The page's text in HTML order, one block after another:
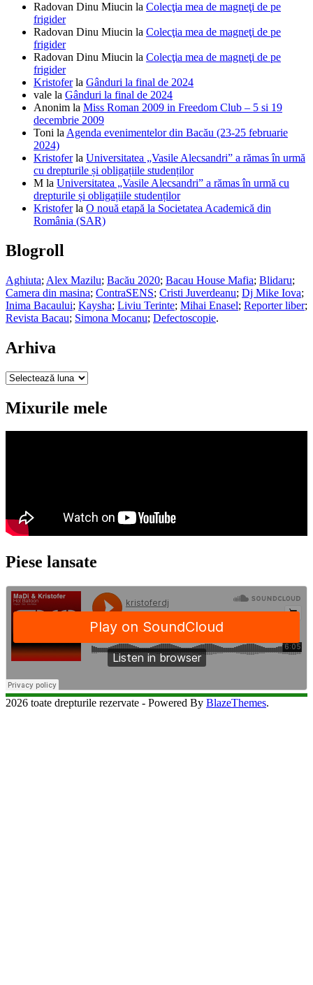
Radovan Dinu Miucin la Colecţia mea de magneţi de pe
frigider
Radovan Dinu Miucin la Colecţia mea de magneţi de pe
frigider
Radovan Dinu Miucin la Colecţia mea de magneţi de pe
frigider
Kristoferla Gânduri la final de 2024
vale la Gânduri la final de 2024
Anonim la Miss Roman 2009 in Freedom Club – 5 si 19
decembrie 2009
Toni la Agenda evenimentelor din Bacău (23-25 februarie
2024)
Kristoferla Universitatea „Vasile Alecsandri” a rămas în urmă
cu drepturile și obligațiile studenților
M la Universitatea „Vasile Alecsandri” a rămas în urmă cu
drepturile și obligațiile studenților
Kristoferla O nouă etapă la Societatea Academică din
România (SAR)
Blogroll
Aghiuta; Alex Mazilu; Bacău 2020; Bacau House Mafia; Blidaru;
Camera din masina; ContraSENS; Cristi Juverdeanu; Dj Mike Iova;
Inima Bacaului; Kaysha; Liviu Terinte; Mihai Enasel; Reporter liber;
Revista Bacau; Simona Mocanu; Defectoscopie.
Arhiva
Arhiva
Mixurile mele
Piese lansate
2026 toate drepturile rezervate - Powered By BlazeThemes.